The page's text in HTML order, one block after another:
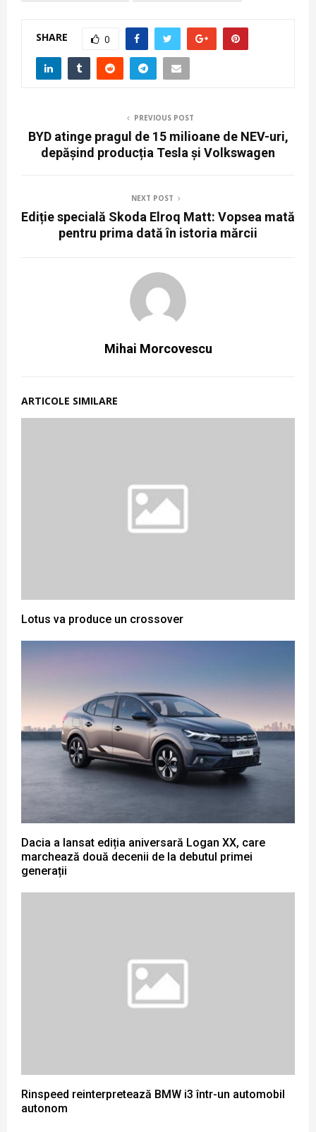
SHARE 0
PREVIOUS POST
BYD atinge pragul de 15 milioane de NEV-uri,
depășind producția Tesla și Volkswagen
NEXT POST
Ediție specială Skoda Elroq Matt: Vopsea mată
pentru prima dată în istoria mărcii
Mihai Morcovescu
ARTICOLE SIMILARE
Lotus va produce un crossover
Dacia a lansat ediția aniversară Logan XX, care
marchează două decenii de la debutul primei
generații
Rinspeed reinterpretează BMW i3 într-un automobil
autonom